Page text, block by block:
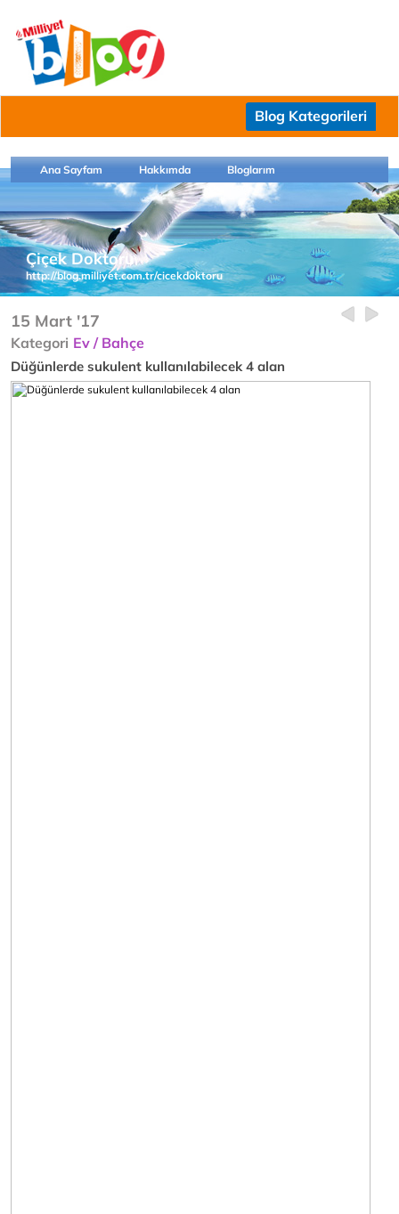
Blog Kategorileri
Ana Sayfam Hakkımda Bloglarım
Çiçek Doktoru
http://blog.milliyet.com.tr/cicekdoktoru
15 Mart '17
Kategori Ev / Bahçe
Düğünlerde sukulent kullanılabilecek 4 alan